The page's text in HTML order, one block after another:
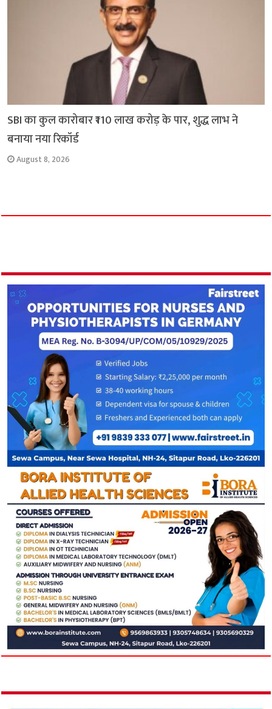
SBI का कुल कारोबार ₹110 लाख करोड़ के पार, शुद्ध लाभ ने
बनाया नया रिकॉर्ड
August 8, 2026